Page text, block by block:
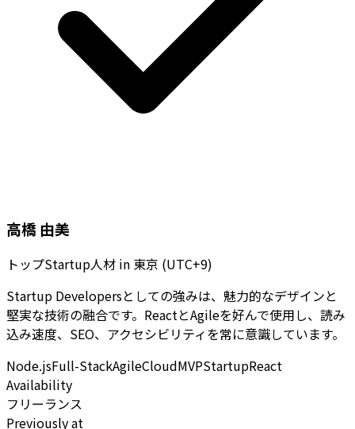
高橋 由美
トップStartup人材 in 東京 (UTC+9)
Startup Developersとしての強みは、魅力的なデザインと
堅実な技術の融合です。ReactとAgileを好んで使用し、読み
込み速度、SEO、アクセシビリティを常に意識しています。
Node.jsFull-StackAgileCloudMVPStartupReact
Availability
フリーランス
Previously at